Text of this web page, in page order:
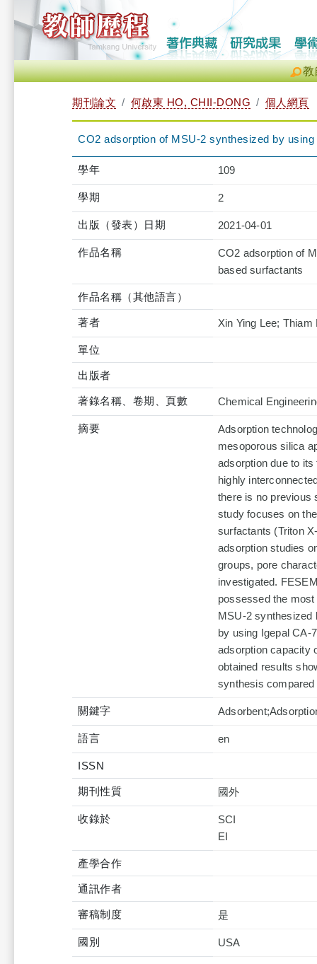
教
期刊論文 何啟東 HO, CHII-DONG 個人網頁
CO2 adsorption of MSU-2 synthesized by
學年 109
學期 2
出版（發表）日期 2021-04-01
作品名稱
CO2 adsorption of
based surfactants
作品名稱（其他語言）
著者 Xin Ying Lee;
單位
出版者
著錄名稱、卷期、頁數 Chemical
摘要
Adsorption
mesoporous silica
adsorption due to
highly
there is no previous
study focuses on
surfactants (Triton
adsorption studies
groups, pore
investigated.
possessed the
MSU-2 synthesized
by using Igepal CA-
adsorption capacity
obtained results
synthesis
關鍵字
語言 en
ISSN
期刊性質 國外
收錄於
SCI
產學合作
通訊作者
審稿制度 是
國別 USA